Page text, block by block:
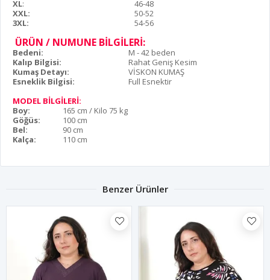
XL:
46-48
XXL:
50-52
3XL:
54-56
ÜRÜN / NUMUNE BİLGİLERİ:
Bedeni:
M - 42 beden
Kalıp Bilgisi:
Rahat Geniş Kesim
Kumaş Detayı:
VİSKON KUMAŞ
Esneklik Bilgisi:
Full Esnektir
MODEL BİLGİLERİ:
Boy:
165 cm / Kilo 75 kg
Göğüs:
100 cm
Bel:
90 cm
Kalça:
110 cm
Benzer Ürünler